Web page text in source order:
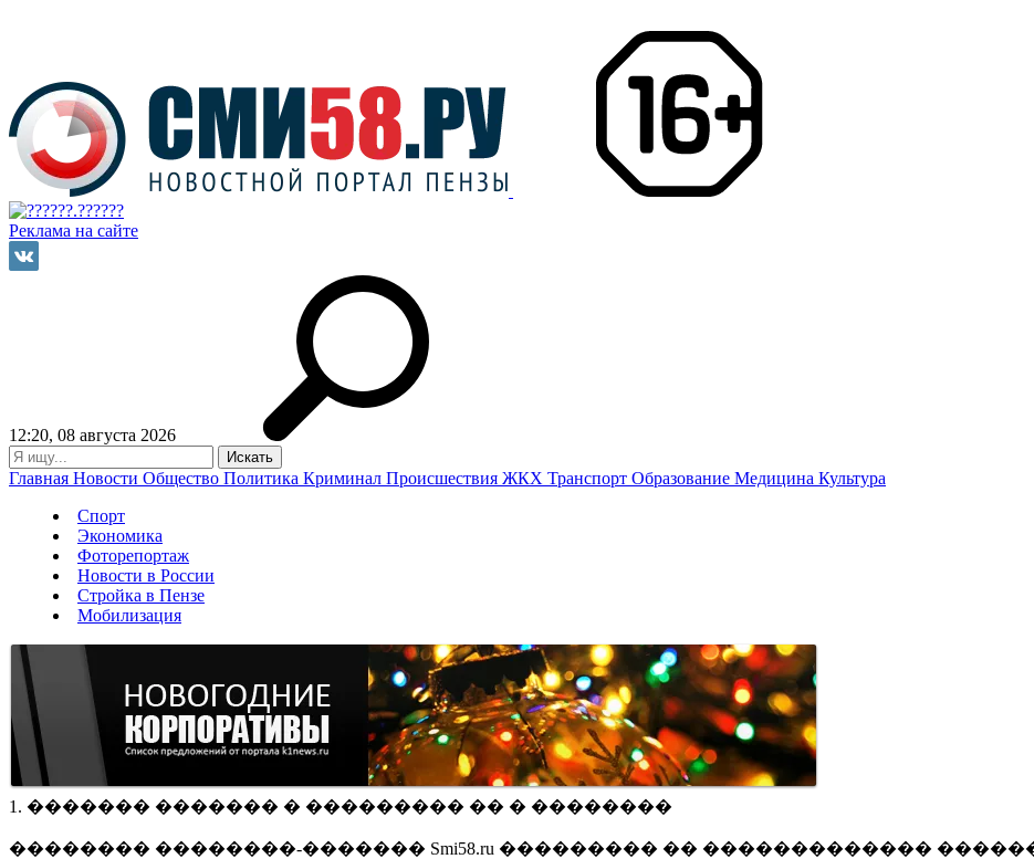
Реклама на сайте
12:20, 08 августа 2026
Главная Новости Общество Политика Криминал Происшествия ЖКХ Транспорт Образование Медицина Культура
Спорт
Экономика
Фоторепортаж
Новости в России
Стройка в Пензе
Мобилизация
1. ������� ������� � ��������� �� � ��������
�������� ��������-������� Smi58.ru ��������� �� �������������